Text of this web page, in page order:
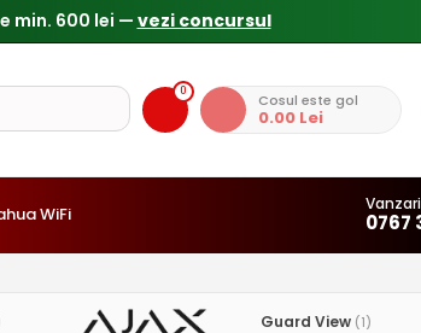
min. 600 lei — vezi concursul
0 Cosul este gol
0.00 Lei
WiFi Vanzari
0767
Guard View (1)